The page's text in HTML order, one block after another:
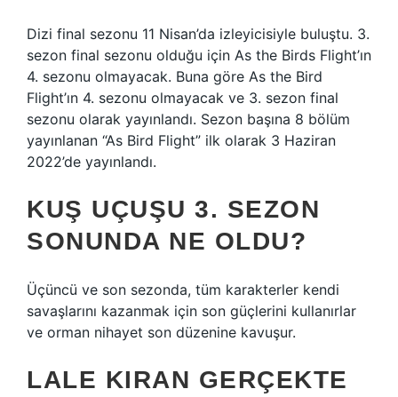
Dizi final sezonu 11 Nisan’da izleyicisiyle buluştu. 3.
sezon final sezonu olduğu için As the Birds Flight’ın
4. sezonu olmayacak. Buna göre As the Bird
Flight’ın 4. sezonu olmayacak ve 3. sezon final
sezonu olarak yayınlandı. Sezon başına 8 bölüm
yayınlanan “As Bird Flight” ilk olarak 3 Haziran
2022’de yayınlandı.
KUŞ UÇUŞU 3. SEZON
SONUNDA NE OLDU?
Üçüncü ve son sezonda, tüm karakterler kendi
savaşlarını kazanmak için son güçlerini kullanırlar
ve orman nihayet son düzenine kavuşur.
LALE KIRAN GERÇEKTE